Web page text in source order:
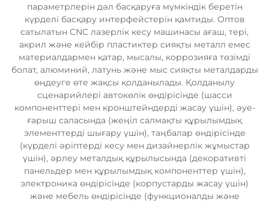
параметрлерін дәл басқаруға мүмкіндік беретін
күрделі басқару интерфейстерін қамтиды. Оптов
сатылатын CNC лазерлік кесу машинасы ағаш, тері,
акрил және кейбір пластиктер сияқты металл емес
материалдармен қатар, мысалы, коррозияға төзімді
болат, алюминий, латунь және мыс сияқты металдарды
өңдеуге өте жақсы қолданылады. Қолданылу
сценарийлері автокөлік өндірісінде (шасси
компоненттері мен кронштейндерді жасау үшін), әуе-
ғарыш саласында (жеңіл салмақты құрылымдық
элементтерді шығару үшін), таңбалар өндірісінде
(күрделі әріптерді кесу мен дизайнерлік жұмыстар
үшін), әрлеу металдық құрылысында (декоративті
панельдер мен құрылымдық компоненттер үшін),
электроника өндірісінде (корпустарды жасау үшін)
және мебель өндірісінде (функционалды және